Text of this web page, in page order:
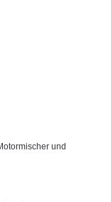
und